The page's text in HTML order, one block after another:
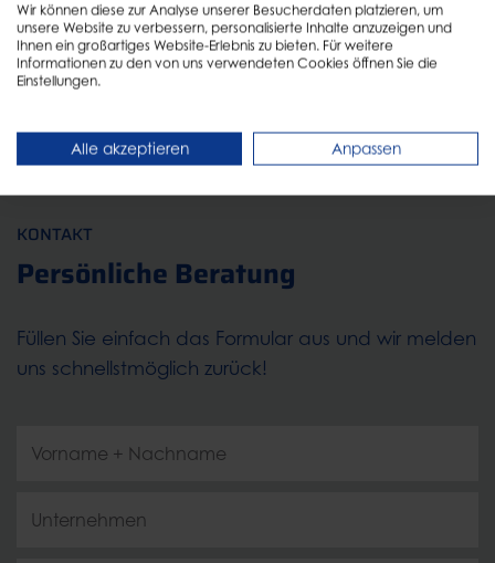
Infusionsflaschen- und Pumpenhalter, gebogen
KONTAKT
Persönliche Beratung
Füllen Sie einfach das Formular aus und wir melden
uns schnellstmöglich zurück!
Wir können diese zur Analyse unserer Besucherdaten platzieren, um
unsere Website zu verbessern, personalisierte Inhalte anzuzeigen und
Ihnen ein großartiges Website-Erlebnis zu bieten. Für weitere
Informationen zu den von uns verwendeten Cookies öffnen Sie die
Einstellungen.
Alle akzeptieren Anpassen